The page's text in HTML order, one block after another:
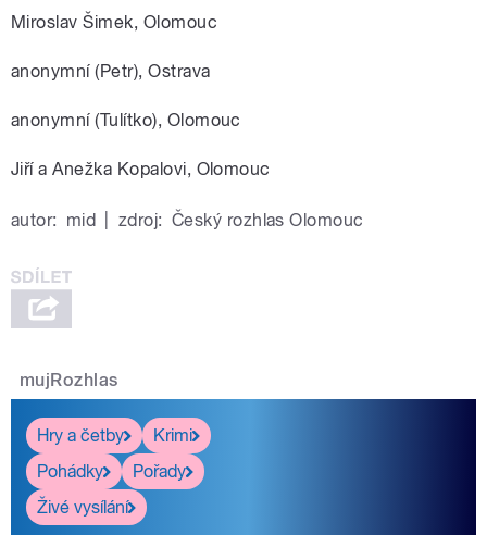
Miroslav Šimek, Olomouc
anonymní (Petr), Ostrava
anonymní (Tulítko), Olomouc
Jiří a Anežka Kopalovi, Olomouc
autor: mid zdroj: Český rozhlas Olomouc
mujRozhlas
Hry a četby
Krimi
Pohádky
Pořady
Živé vysílání